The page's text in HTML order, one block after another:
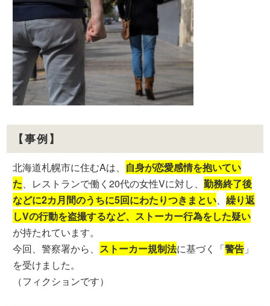
【事例】
北海道札幌市に住むAは、 自身が恋愛感情を抱いてい
た、レストランで働く20代の女性Vに対し、勤務終了後
などに2カ月間のうちに5回にわたりつきまとい、繰り返
しVの行動を盗撮するなど、ストーカー行為をした疑い
が持たれています。
今回、警察署から、 ストーカー規制法に基づく「警告 」
を受けました。
（フィクションです）